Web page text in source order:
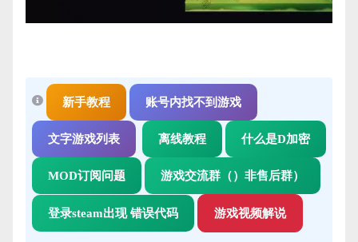
新手教程 账号内找不到游戏
文字游戏列表 离线教程 什么是D加密
MOD订阅问题 游戏交流群（）非售后群）
登录steam出现 错误代码 游戏视频解说